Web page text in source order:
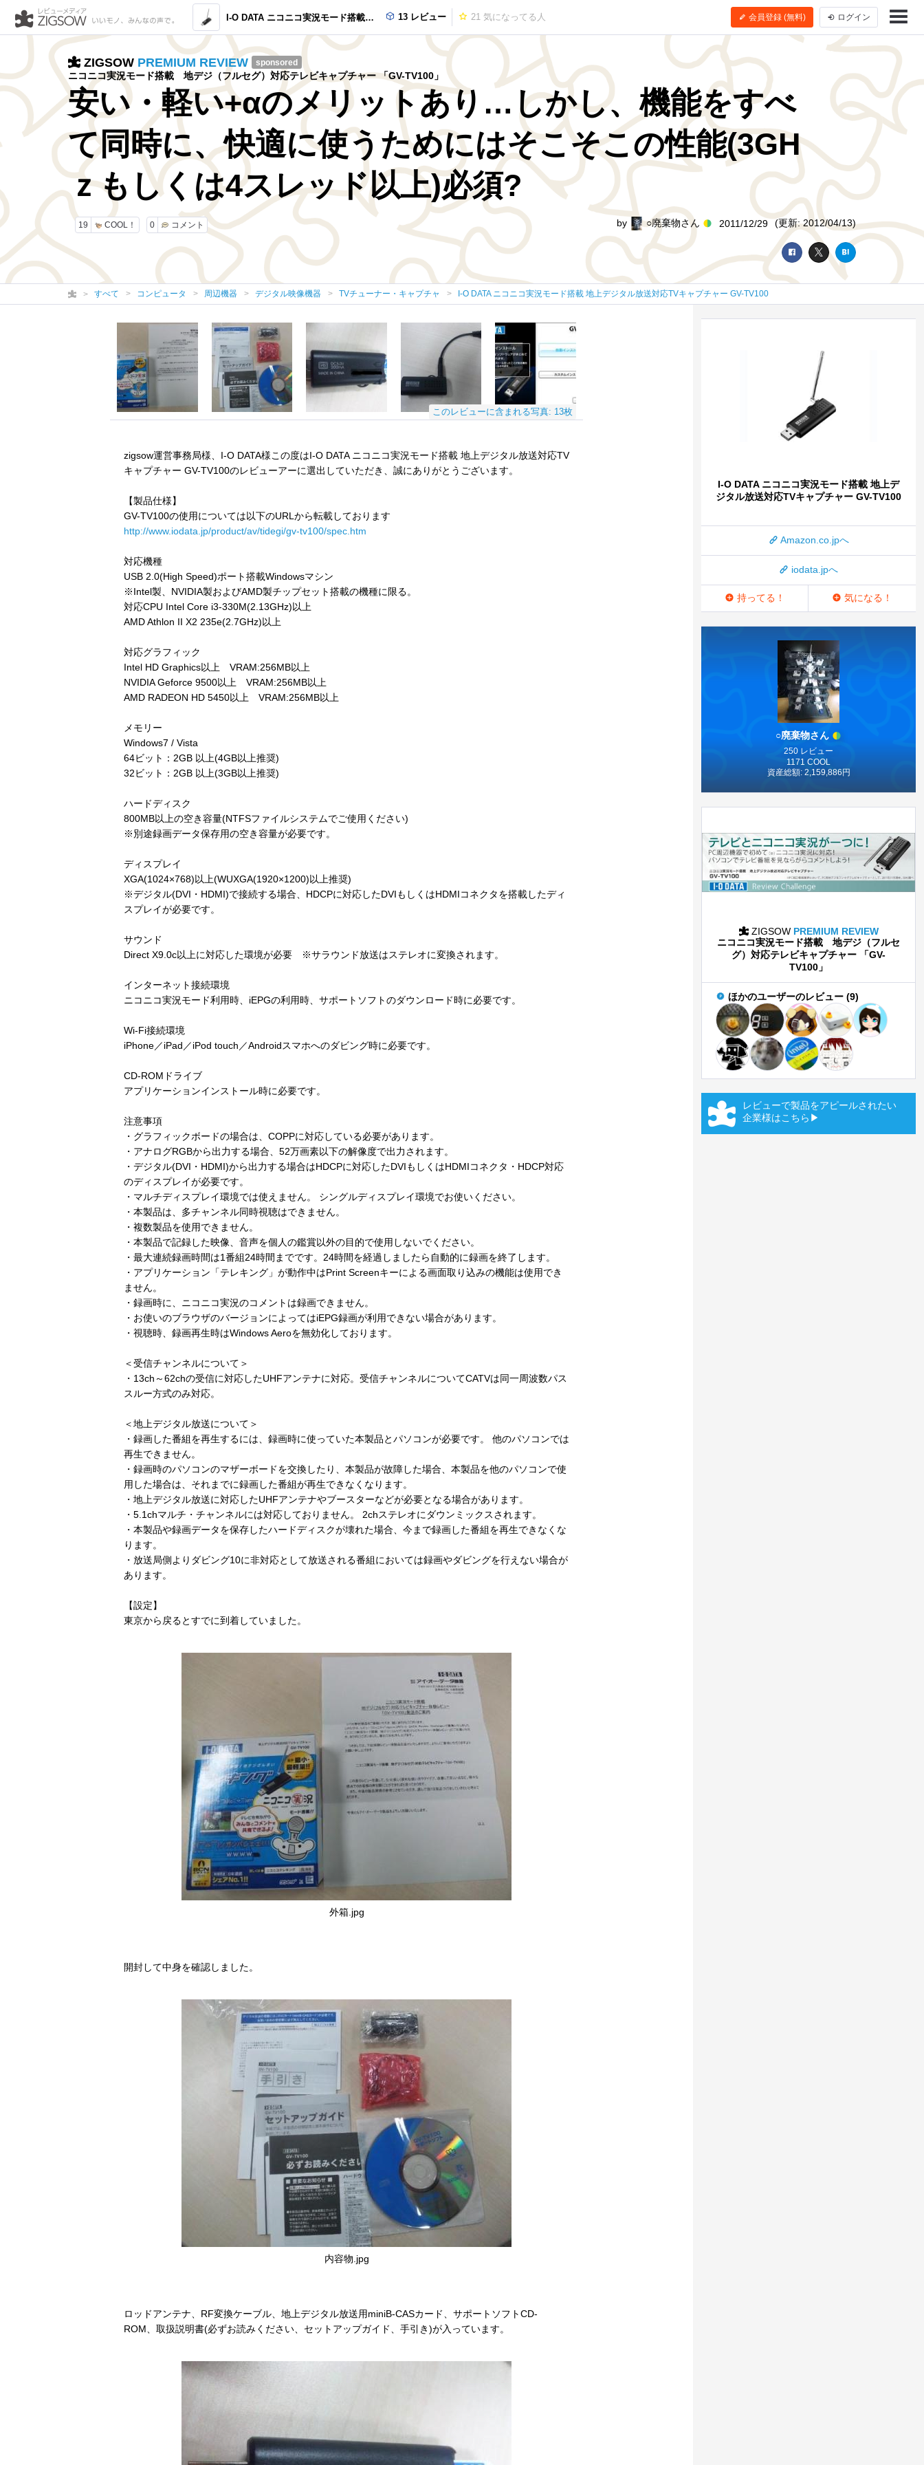
I-O DATA ニコニコ実況モード搭載 地上デジタル放送対応TVキャプチャー GV-TV100 13 レビュー 21 気になってる人 会員登録 (無料) ログイン
ZIGSOW PREMIUM REVIEW sponsored
ニコニコ実況モード搭載 地デジ（フルセグ）対応テレビキャプチャー 「GV-TV100」
安い・軽い+αのメリットあり…しかし、機能をすべ
て同時に、快適に使うためにはそこそこの性能(3GH
ｚもしくは4スレッド以上)必須?
19 COOL！ 0 コメント by ○廃棄物さん 2011/12/29 (更新: 2012/04/13)
すべて コンピュータ 周辺機器 デジタル映像機器 TVチューナー・キャプチャ I-O DATA ニコニコ実況モード搭載 地上デジタル放送対応TVキャプチャー GV-TV100
このレビューに含まれる写真: 13枚
zigsow運営事務局様、I-O DATA様この度はI-O DATA ニコニコ実況モード搭載 地上デジタル放送対応TV
キャプチャー GV-TV100のレビューアーに選出していただき、誠にありがとうございます。
【製品仕様】
GV-TV100の使用については以下のURLから転載しております
http://www.iodata.jp/product/av/tidegi/gv-tv100/spec.htm
対応機種
USB 2.0(High Speed)ポート搭載Windowsマシン
※Intel製、NVIDIA製およびAMD製チップセット搭載の機種に限る。
対応CPU Intel Core i3-330M(2.13GHz)以上
AMD Athlon II X2 235e(2.7GHz)以上
対応グラフィック
Intel HD Graphics以上 VRAM:256MB以上
NVIDIA Geforce 9500以上 VRAM:256MB以上
AMD RADEON HD 5450以上 VRAM:256MB以上
メモリー
Windows7 / Vista
64ビット：2GB 以上(4GB以上推奨)
32ビット：2GB 以上(3GB以上推奨)
ハードディスク
800MB以上の空き容量(NTFSファイルシステムでご使用ください)
※別途録画データ保存用の空き容量が必要です。
ディスプレイ
XGA(1024×768)以上(WUXGA(1920×1200)以上推奨)
※デジタル(DVI・HDMI)で接続する場合、HDCPに対応したDVIもしくはHDMIコネクタを搭載したディ
スプレイが必要です。
サウンド
Direct X9.0c以上に対応した環境が必要 ※サラウンド放送はステレオに変換されます。
インターネット接続環境
ニコニコ実況モード利用時、iEPGの利用時、サポートソフトのダウンロード時に必要です。
Wi-Fi接続環境
iPhone／iPad／iPod touch／Androidスマホへのダビング時に必要です。
CD-ROMドライブ
アプリケーションインストール時に必要です。
注意事項
・グラフィックボードの場合は、COPPに対応している必要があります。
・アナログRGBから出力する場合、52万画素以下の解像度で出力されます。
・デジタル(DVI・HDMI)から出力する場合はHDCPに対応したDVIもしくはHDMIコネクタ・HDCP対応
のディスプレイが必要です。
・マルチディスプレイ環境では使えません。 シングルディスプレイ環境でお使いください。
・本製品は、多チャンネル同時視聴はできません。
・複数製品を使用できません。
・本製品で記録した映像、音声を個人の鑑賞以外の目的で使用しないでください。
・最大連続録画時間は1番組24時間までです。24時間を経過しましたら自動的に録画を終了します。
・アプリケーション「テレキング」が動作中はPrint Screenキーによる画面取り込みの機能は使用でき
ません。
・録画時に、ニコニコ実況のコメントは録画できません。
・お使いのブラウザのバージョンによってはiEPG録画が利用できない場合があります。
・視聴時、録画再生時はWindows Aeroを無効化しております。
＜受信チャンネルについて＞
・13ch～62chの受信に対応したUHFアンテナに対応。受信チャンネルについてCATVは同一周波数パス
スルー方式のみ対応。
＜地上デジタル放送について＞
・録画した番組を再生するには、録画時に使っていた本製品とパソコンが必要です。 他のパソコンでは
再生できません。
・録画時のパソコンのマザーボードを交換したり、本製品が故障した場合、本製品を他のパソコンで使
用した場合は、それまでに録画した番組が再生できなくなります。
・地上デジタル放送に対応したUHFアンテナやブースターなどが必要となる場合があります。
・5.1chマルチ・チャンネルには対応しておりません。 2chステレオにダウンミックスされます。
・本製品や録画データを保存したハードディスクが壊れた場合、今まで録画した番組を再生できなくな
ります。
・放送局側よりダビング10に非対応として放送される番組においては録画やダビングを行えない場合が
あります。
【設定】
東京から戻るとすでに到着していました。
外箱.jpg
開封して中身を確認しました。
内容物.jpg
ロッドアンテナ、RF変換ケーブル、地上デジタル放送用miniB-CASカード、サポートソフトCD-
ROM、取扱説明書(必ずお読みください、セットアップガイド、手引き)が入っています。
I-O DATA ニコニコ実況モード搭載 地上デ
ジタル放送対応TVキャプチャー GV-TV100
Amazon.co.jpへ
iodata.jpへ
持ってる！ 気になる！
○廃棄物さん
250 レビュー
1171 COOL
資産総額: 2,159,886円
ZIGSOW PREMIUM REVIEW
ニコニコ実況モード搭載 地デジ（フルセ
グ）対応テレビキャプチャー 「GV-
TV100」
ほかのユーザーのレビュー (9)
レビューで製品をアピールされたい
企業様はこちら▶